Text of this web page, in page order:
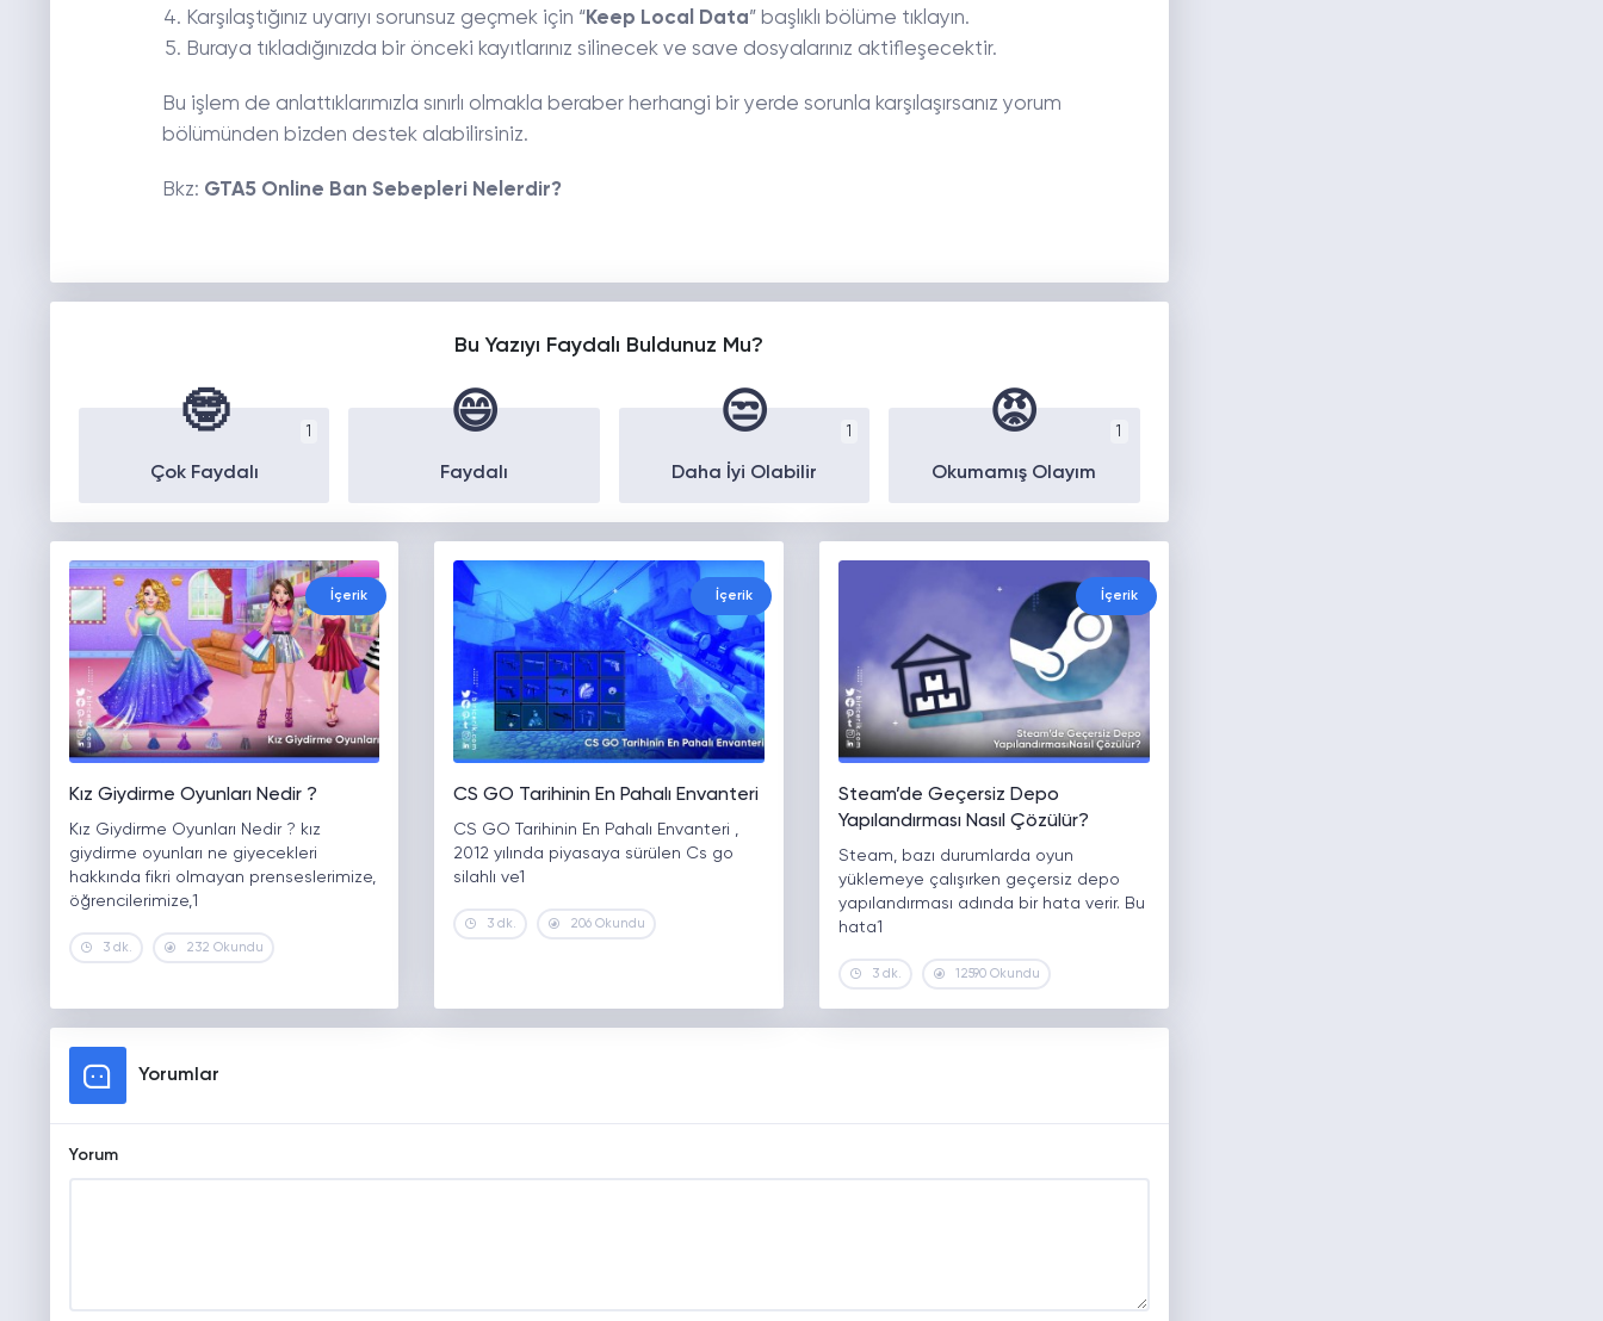
Karşılaştığınız uyarıyı sorunsuz geçmek için “Keep Local Data” başlıklı bölüme tıklayın.
Buraya tıkladığınızda bir önceki kayıtlarınız silinecek ve save dosyalarınız aktifleşecektir.
Bu işlem de anlattıklarımızla sınırlı olmakla beraber herhangi bir yerde sorunla karşılaşırsanız yorum
bölümünden bizden destek alabilirsiniz.
Bkz: GTA5 Online Ban Sebepleri Nelerdir?
Bu Yazıyı Faydalı Buldunuz Mu?
1
🤓
Çok Faydalı
😄
Faydalı
1
😒
Daha İyi Olabilir
1
😡
Okumamış Olayım
İçerik
Kız Giydirme Oyunları Nedir ?
Kız Giydirme Oyunları Nedir ? kız
giydirme oyunları ne giyecekleri
hakkında fikri olmayan prenseslerimize,
öğrencilerimize,1
3 dk. 232 Okundu
İçerik
CS GO Tarihinin En Pahalı Envanteri
CS GO Tarihinin En Pahalı Envanteri ,
2012 yılında piyasaya sürülen Cs go
silahlı ve1
3 dk. 206 Okundu
İçerik
Steam’de Geçersiz Depo
Yapılandırması Nasıl Çözülür?
Steam, bazı durumlarda oyun
yüklemeye çalışırken geçersiz depo
yapılandırması adında bir hata verir. Bu
hata1
3 dk. 12590 Okundu
Yorumlar
Yorum